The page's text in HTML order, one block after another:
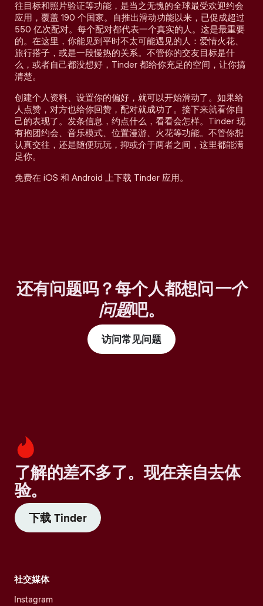
往目标和照片验证等功能，是当之无愧的全球最受欢迎约会
应用，覆盖 190 个国家。自推出滑动功能以来，已促成超过
550 亿次配对。每个配对都代表一个真实的人。这是最重要
的。在这里，你能见到平时不太可能遇见的人：爱情火花、
旅行搭子，或是一段慢热的关系。不管你的交友目标是什
么，或者自己都没想好，Tinder 都给你充足的空间，让你搞
清楚。
创建个人资料、设置你的偏好，就可以开始滑动了。如果给
人点赞，对方也给你回赞，配对就成功了。接下来就看你自
己的表现了。发条信息，约点什么，看看会怎样。Tinder 现
有抱团约会、音乐模式、位置漫游、火花等功能。不管你想
认真交往，还是随便玩玩，抑或介于两者之间，这里都能满
足你。
免费在 iOS 和 Android 上下载 Tinder 应用。
还有问题吗？每个人都想问一个
问题吧。
访问常见问题
了解的差不多了。现在亲自去体
验。
下载 Tinder
社交媒体
Instagram